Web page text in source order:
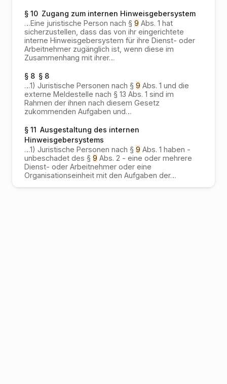
§ 10 Zugang zum internen Hinweisgebersystem
…Eine juristische Person nach § 9 Abs. 1 hat
sicherzustellen, dass das von ihr eingerichtete
interne Hinweisgebersystem für ihre Dienst- oder
Arbeitnehmer zugänglich ist, wenn diese im
Zusammenhang mit ihrer…
§ 8 § 8
…1) Juristische Personen nach § 9 Abs. 1 und die
externe Meldestelle nach § 13 Abs. 1 sind im
Rahmen der ihnen nach diesem Gesetz
zukommenden Aufgaben und…
§ 11 Ausgestaltung des internen
Hinweisgebersystems
…1) Juristische Personen nach § 9 Abs. 1 haben -
unbeschadet des § 9 Abs. 2 - eine oder mehrere
Dienst- oder Arbeitnehmer oder eine
Organisationseinheit mit den Aufgaben der…